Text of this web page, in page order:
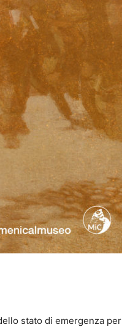
stato di emergenza per